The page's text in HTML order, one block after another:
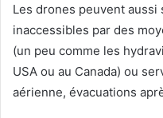
Les drones peuvent
inaccessibles par des
(un peu comme les
USA ou au Canada) ou
aérienne, évacuations